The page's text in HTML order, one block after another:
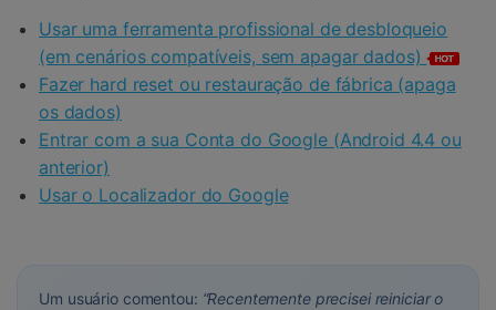
Usar uma ferramenta profissional de desbloqueio
(em cenários compatíveis, sem apagar dados)
Fazer hard reset ou restauração de fábrica (apaga
os dados)
Entrar com a sua Conta do Google (Android 4.4 ou
anterior)
Usar o Localizador do Google
Um usuário comentou: “Recentemente precisei reiniciar o